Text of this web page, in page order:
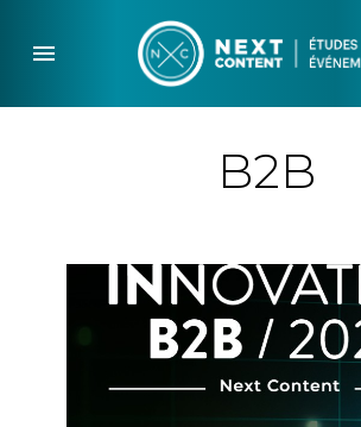
content
menu
B2B